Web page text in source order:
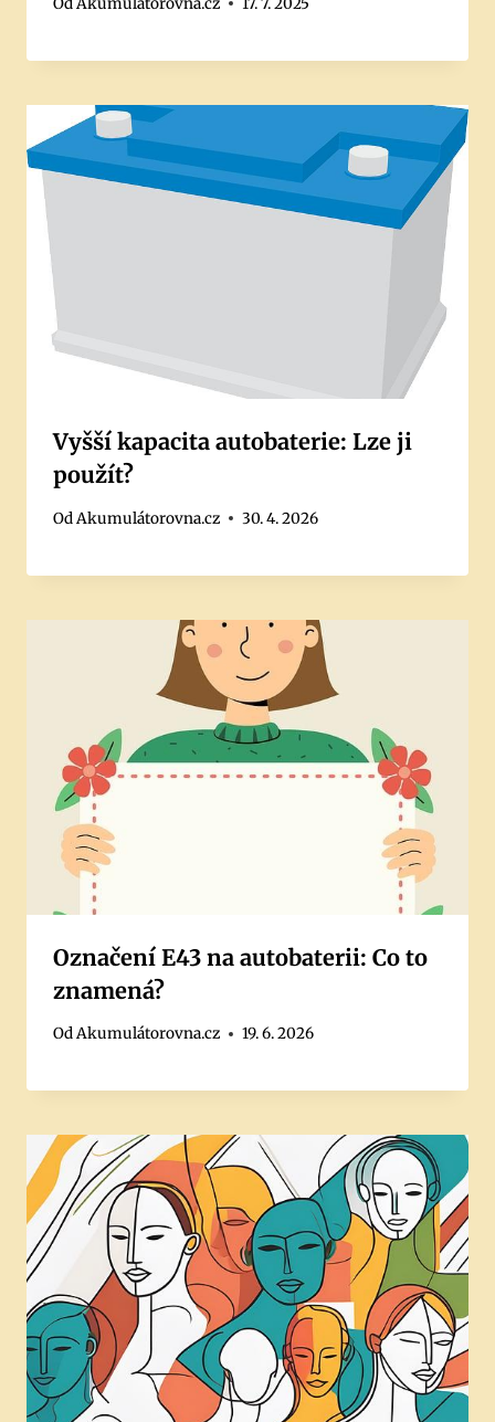
Vyšší kapacita autobaterie: Lze ji
použít?
OdAkumulátorovna.cz 30. 4. 2026
Označení E43 na autobaterii: Co to
znamená?
OdAkumulátorovna.cz 19. 6. 2026